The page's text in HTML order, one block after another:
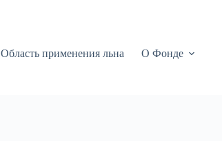
Область применения льна О Фонде